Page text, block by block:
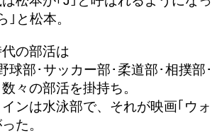
｣と松本。
の部活は
球部･サッカー部･柔道部･相撲部
々の部活を掛持ち。
ンは水泳部で、それが映画｢ウ
た。